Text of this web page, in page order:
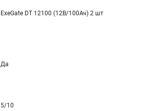
ExeGate DT 12100 (12В/100Ач) 2 шт
Да
5/10